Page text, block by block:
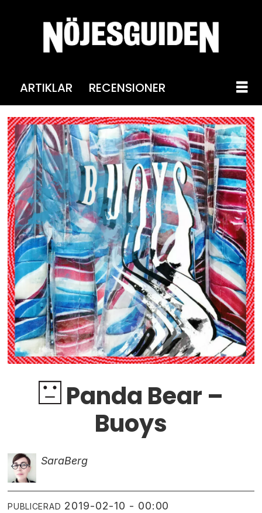
ARTIKLAR RECENSIONER
Panda Bear –
Buoys
SaraBerg
PUBLICERAD 2019-02-10 - 00:00